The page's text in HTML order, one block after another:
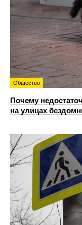
Общество
Почему
на улицах